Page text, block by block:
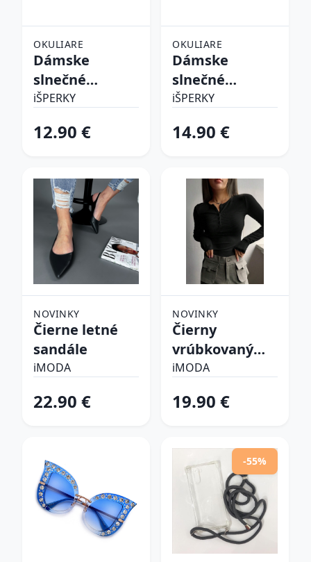
OKULIARE
Dámske
slnečné
okuliare
iŠPERKY
12.90 €
OKULIARE
Dámske
slnečné
okuliare
iŠPERKY
14.90 €
NOVINKY
Čierne letné
sandále
iMODA
22.90 €
NOVINKY
Čierny
vrúbkovaný
top
iMODA
19.90 €
-55%